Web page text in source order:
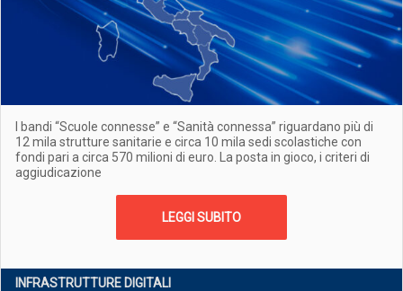
I bandi “Scuole connesse” e “Sanità connessa” riguardano più di
12 mila strutture sanitarie e circa 10 mila sedi scolastiche con
fondi pari a circa 570 milioni di euro. La posta in gioco, i criteri di
aggiudicazione
LEGGI SUBITO
INFRASTRUTTURE DIGITALI